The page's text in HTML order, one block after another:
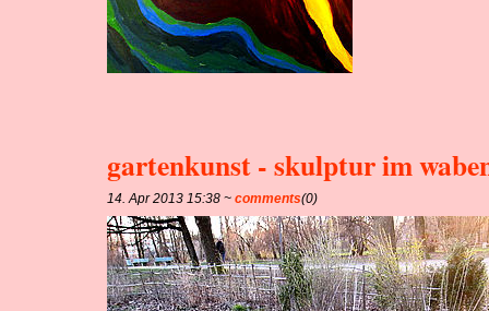
gartenkunst - skulptur im
14. Apr 2013 15:38 ~comments(0)